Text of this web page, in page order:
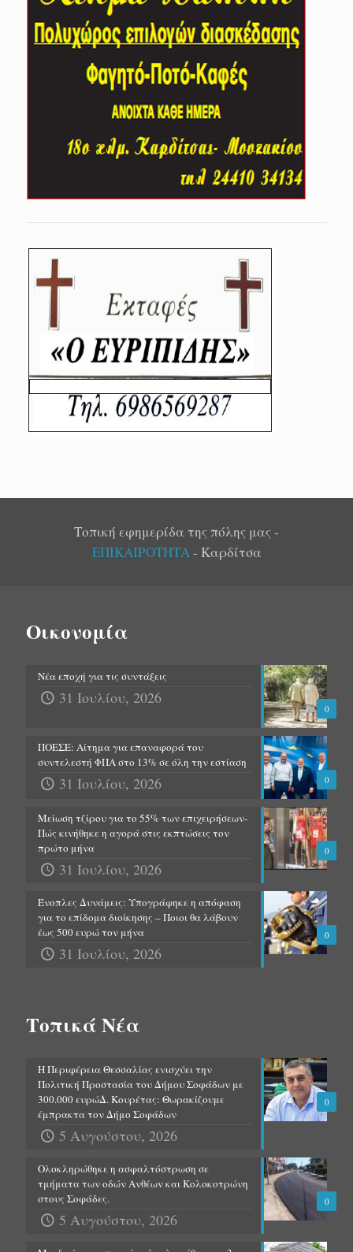
Τοπική εφημερίδα της πόλης μας -
ΕΠΙΚΑΙΡΟΤΗΤΑ- Καρδίτσα
Οικονομία
0
Νέα εποχή για τις συντάξεις
31 Ιουλίου, 2026
0
ΠΟΕΣΕ: Αίτημα για επαναφορά του
συντελεστή ΦΠΑ στο 13% σε όλη την εστίαση
31 Ιουλίου, 2026
0
Μείωση τζίρου για το 55% των επιχειρήσεων-
Πώς κινήθηκε η αγορά στις εκπτώσεις τον
πρώτο μήνα
31 Ιουλίου, 2026
0
Ένοπλες Δυνάμεις: Υπογράφηκε η απόφαση
για το επίδομα διοίκησης – Ποιοι θα λάβουν
έως 500 ευρώ τον μήνα
31 Ιουλίου, 2026
Τοπικά Νέα
0
Η Περιφέρεια Θεσσαλίας ενισχύει την
Πολιτική Προστασία του Δήμου Σοφάδων με
300.000 ευρώΔ. Κουρέτας: Θωρακίζουμε
έμπρακτα τον Δήμο Σοφάδων
5 Αυγούστου, 2026
0
Ολοκληρώθηκε η ασφαλτόστρωση σε
τμήματα των οδών Ανθέων και Κολοκοτρώνη
στους Σοφάδες.
5 Αυγούστου, 2026